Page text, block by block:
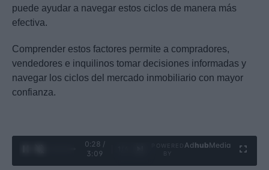
puede ayudar a navegar estos ciclos de manera más
efectiva.
Comprender estos factores permite a compradores,
vendedores e inquilinos tomar decisiones informadas y
navegar los ciclos del mercado inmobiliario con mayor
confianza.
0:29 /
3:09
Ad hubMedia